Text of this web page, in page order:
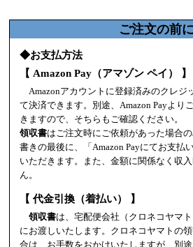
ご注文の前に
◆お支払方法
【 Amazon Pay（アマゾン ペイ） 】
Amazonアカウントに登録済みのクレジ
て決済できます。別途、Amazon Payより
きますので、そちらもご確認ください。
領収書はご注文時にご依頼があった場合
書きの最後に、「Amazon Payにてお支払
いただきます。また、金額に関係なく収
ん。
【 代金引換（着払い） 】
領収書は、宅配便会社（クロネコヤマ
にお渡しいたします。クロネコヤマトの
合は、お手数をおかけいたしますが、別途